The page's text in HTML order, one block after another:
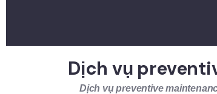
Dịch vụ
Dịch vụ preventive